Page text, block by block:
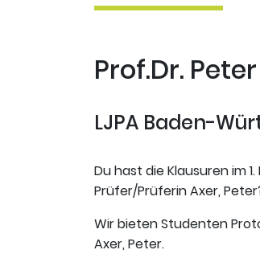
Prof.Dr.
LJPA Baden-
Du hast die Klausuren im
Prüfer/Prüferin Axer,
Wir bieten Studenten
Axer, Peter.